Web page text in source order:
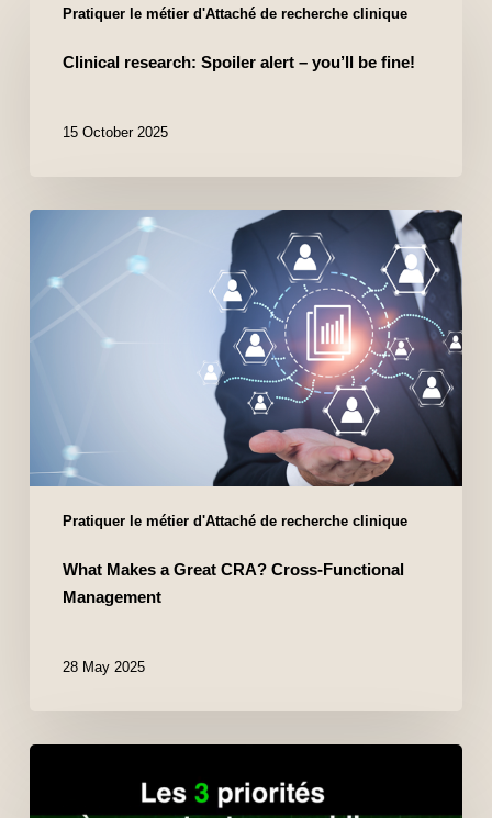
Pratiquer le métier d'Attaché de recherche clinique
Clinical research: Spoiler alert – you’ll be fine!
15 October 2025
Pratiquer le métier d'Attaché de recherche clinique
What Makes a Great CRA? Cross-Functional
Management
28 May 2025